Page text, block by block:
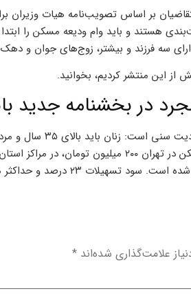
بر اساس تصویب‌نامه هیات وزیران
هستند و باید وام ودیعه مسکن را
سه فرزند و بیشتر، زوج‌های جوان و
از این منتشر کردیم، بخوانید.
در بخشنامه جدید
علامت‌گذاری شده‌اند *